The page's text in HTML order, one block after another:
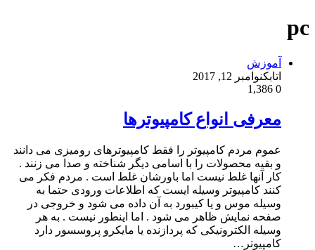
pc
آموزش
اتابکنوامبر 12, 2017
0
معرفی انواع کامپیوترها
عموم مردم کامپیوتر را فقط کامپیوترهای رومیزی می دانند
و بقیه محصولات را با اسامی دیگر شناخته و صدا می زنند .
کار آنها غلط نیست اما باورشان غلط است . مردم فکر می
کنند کامپیوتر وسیله ایست که اطلاعات ورودی حتما به
وسیله موس و یا کیبورد به آن داده می شود و خروجی در
صفحه نمایش ظاهر می شود . اما اینطور نیست . به هر
وسیله الکترونیکی که پردازنده یا مایکرو پروسسور دارد
کامپیوتر…